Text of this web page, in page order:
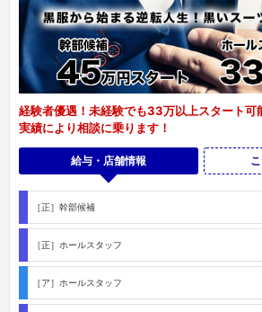
経験者優遇！未経験でも33万以上スタート可
実績により相談に乗ります！
給与・店舗情報
［正］幹部候補
［正］ホールスタッフ
［ア］ホールスタッフ